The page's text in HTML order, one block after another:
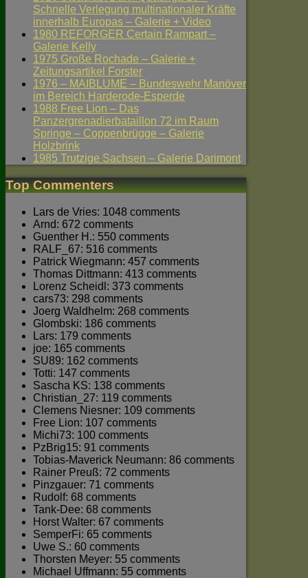
Schnelle Verlegung multinationaler Kräfte
innerhalb Europas – Galerie + Video
1980 REFORGER Certain Rampart –
Galerie Kelly
1975 Große Rochade – Galerie +
Zeitungsartikel Forster
1976 – MAIBLUME – Bundeswehr Manöver
im Bereich Harderode-Esperde
1988 Free Lion – Das
Panzergrenadierbataillon 72 im Raum
Springe – Coppenbrügge – Galerie
Holzbrink
1985 Trutzige Sachsen – Galerie Darimont
Top Commenters
Lars de Vries: 1048 comments
Arnd: 672 comments
Guenther H.: 550 comments
RALF_67: 516 comments
Patrick Wiegmann: 457 comments
Thomas Dittmann: 413 comments
Lorenz Scheidl: 373 comments
cars73: 298 comments
Joerg Waldhelm: 268 comments
Glombski: 186 comments
Lars: 179 comments
joe: 165 comments
SU89: 162 comments
Totti: 147 comments
Sascha KS: 138 comments
Christian_27: 119 comments
Clemens Niesner: 109 comments
Free Lion: 107 comments
Michi73: 100 comments
PzBrig15: 91 comments
Tobias-Maverick Neumann: 86 comments
Rainer Preuß: 72 comments
Pinzgauer: 71 comments
Rudolf: 68 comments
Tank-Dee: 68 comments
Horst Walter: 67 comments
SemperFi: 65 comments
Uwe S.: 60 comments
Thorsten Meyer: 55 comments
Michael Uffmann: 55 comments